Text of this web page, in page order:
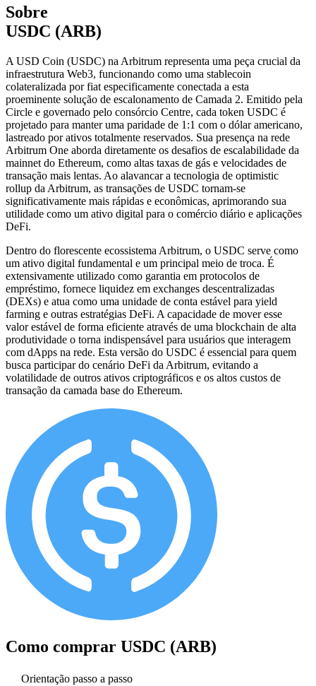
Sobre
USDC (ARB)
A USD Coin (USDC) na Arbitrum representa uma peça crucial da
infraestrutura Web3, funcionando como uma stablecoin
colateralizada por fiat especificamente conectada a esta
proeminente solução de escalonamento de Camada 2. Emitido pela
Circle e governado pelo consórcio Centre, cada token USDC é
projetado para manter uma paridade de 1:1 com o dólar americano,
lastreado por ativos totalmente reservados. Sua presença na rede
Arbitrum One aborda diretamente os desafios de escalabilidade da
mainnet do Ethereum, como altas taxas de gás e velocidades de
transação mais lentas. Ao alavancar a tecnologia de optimistic
rollup da Arbitrum, as transações de USDC tornam-se
significativamente mais rápidas e econômicas, aprimorando sua
utilidade como um ativo digital para o comércio diário e aplicações
DeFi.
Dentro do florescente ecossistema Arbitrum, o USDC serve como
um ativo digital fundamental e um principal meio de troca. É
extensivamente utilizado como garantia em protocolos de
empréstimo, fornece liquidez em exchanges descentralizadas
(DEXs) e atua como uma unidade de conta estável para yield
farming e outras estratégias DeFi. A capacidade de mover esse
valor estável de forma eficiente através de uma blockchain de alta
produtividade o torna indispensável para usuários que interagem
com dApps na rede. Esta versão do USDC é essencial para quem
busca participar do cenário DeFi da Arbitrum, evitando a
volatilidade de outros ativos criptográficos e os altos custos de
transação da camada base do Ethereum.
Como comprar USDC (ARB)
Orientação passo a passo